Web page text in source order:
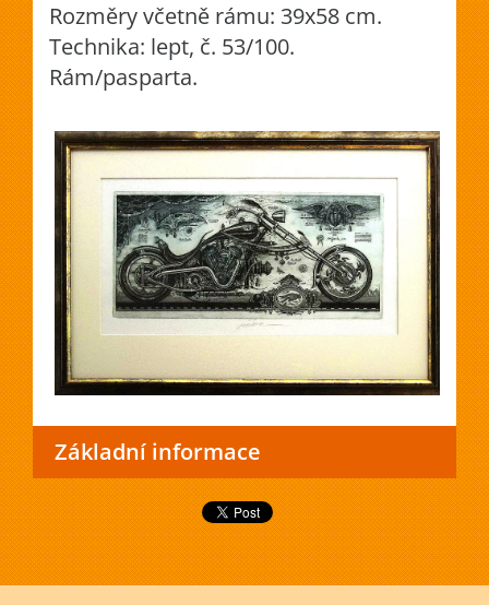
Rozměry včetně rámu: 39x58 cm.
Technika: lept, č. 53/100.
Rám/pasparta.
Základní informace